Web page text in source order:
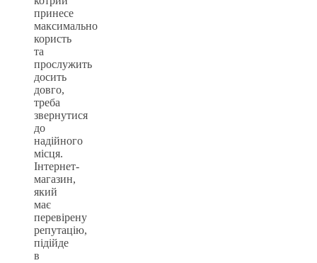
принесе
максимально
користь
та
прослужить
досить
довго,
треба
звернутися
до
надійного
місця.
Інтернет-
магазин,
який
має
перевірену
репутацію,
підійде
в